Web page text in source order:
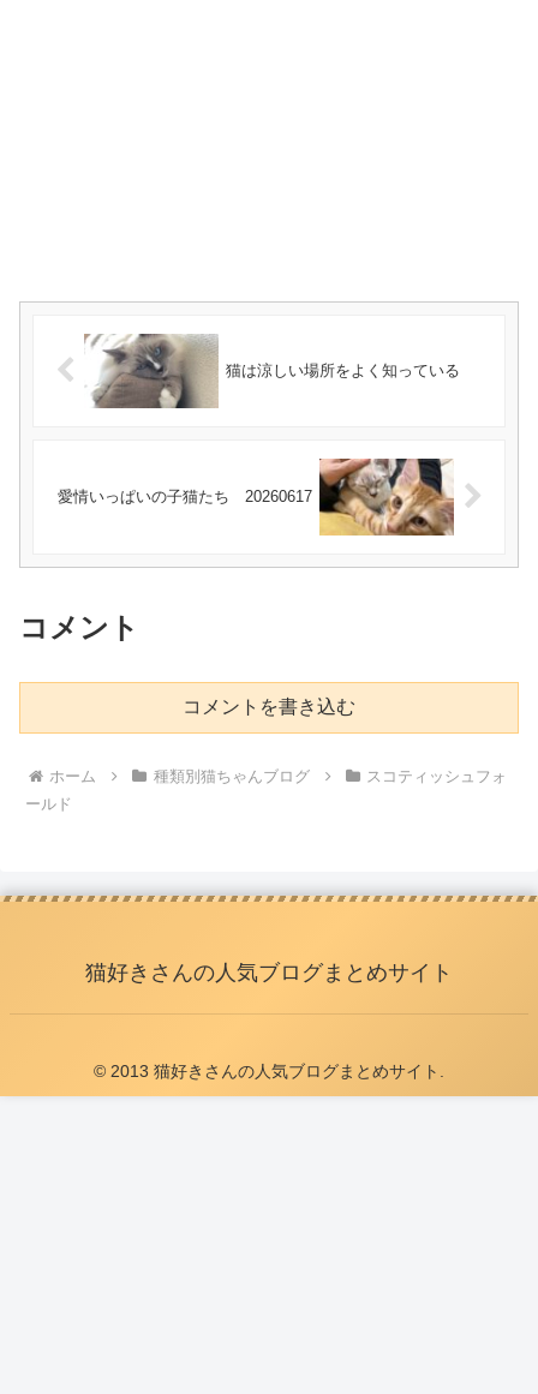
猫は涼しい場所をよく知っている
愛情いっぱいの子猫たち 20260617
コメント
コメントを書き込む
ホーム 種類別猫ちゃんブログ
スコティッシュフォ
ールド
猫好きさんの人気ブログまとめサイト
© 2013 猫好きさんの人気ブログまとめサイト.